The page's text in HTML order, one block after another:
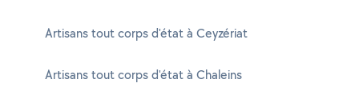
Artisans tout corps d'état à Ceyzériat
Artisans tout corps d'état à Chaleins